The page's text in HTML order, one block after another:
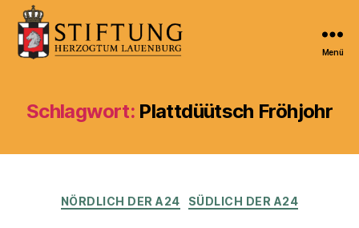
Stiftung
Herzogtum
Menü
Schlagwort: Plattdüütsch Fröhjohr
Kategorien
NÖRDLICH DER A24 SÜDLICH DER A24